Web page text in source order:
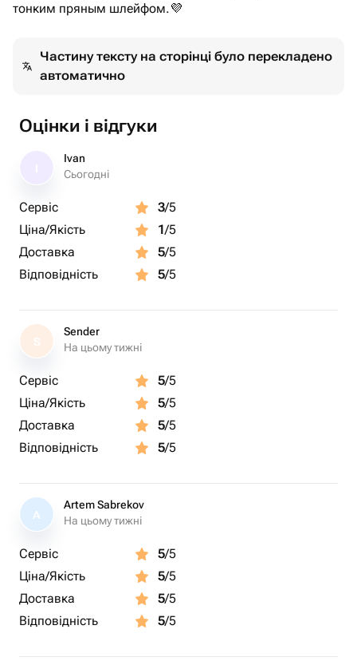
тонким пряным шлейфом.💜
Частину тексту на сторінці було перекладено
автоматично
Оцінки і відгуки
Ivan
Сьогодні
Сервіс 3/5
Ціна/Якість
1/5
Доставка
5/5
Відповідність
5/5
S
Sender
На цьому тижні
Сервіс 5/5
Ціна/Якість
5/5
Доставка
5/5
Відповідність
5/5
A
Artem Sabrekov
На цьому тижні
Сервіс 5/5
Ціна/Якість
5/5
Доставка
5/5
Відповідність
5/5